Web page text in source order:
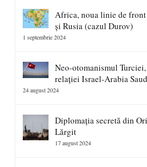
Africa, noua linie de
și Rusia (cazul Durov)
1 septembrie 2024
Neo-otomanismul
relației Israel-Arabia
24 august 2024
Diplomația secretă din
Lărgit
17 august 2024